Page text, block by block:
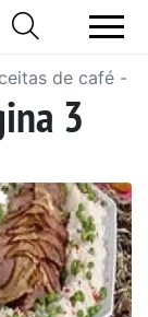
de café -
3